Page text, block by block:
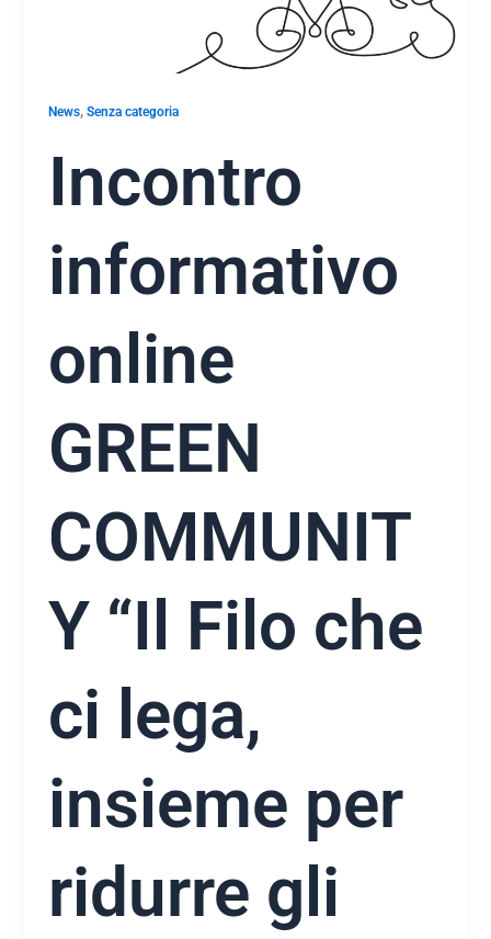
News,Senza categoria
Incontro
informativo
online
GREEN
COMMUNIT
Y “Il Filo che
ci lega,
insieme per
ridurre gli